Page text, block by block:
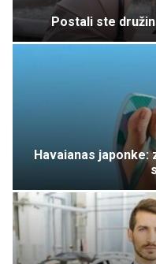
Postali ste
Havaianas